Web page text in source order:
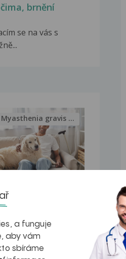
brnění
se na vás s
–
pro ty,
Myasthenia gravis – vše, co...
a funguje
aby vám
sbíráme